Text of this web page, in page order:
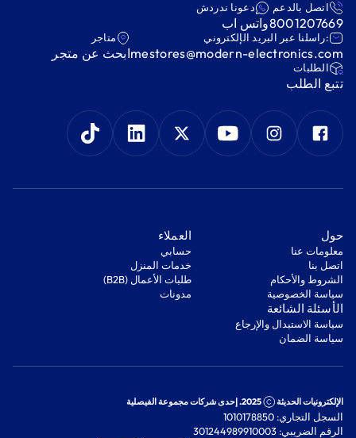
اتصل بالدعم
8001207669
دعونا ندردش
واتس اب
:راسلنا عبر البريد الإلكتروني
mestores@modern-electronics.com
متاجر
ابحث عن متجر
‫الطلبات‬
‫تتبع الطلب‬
‫حول‬
معلومات عنا
اتصل بنا
‫الشروط والأحكام‬
‫سياسة الخصوصية‬
‫العملاء‬
‫حسابي‬
‫خدمات المنزل‬
‫طلبات الأعمال (B2B)‬
مدونات
‫الأسئلة الشائعة‬
‫سياسة الاستبدال والإرجاع‬
‫سياسة الضمان‬
الإلكترونيات الحديثة 2025. إحدى شركات مجموعة الفيصلية
السجل التجاري: 1010178850
الرقم الضريبي: 301244989910003